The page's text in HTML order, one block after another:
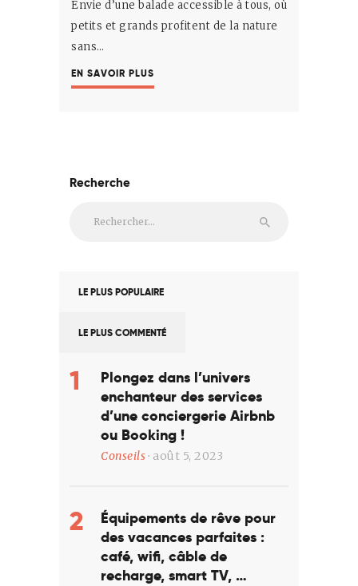
Envie d’une balade accessible à tous, où
petits et grands profitent de la nature
sans…
EN SAVOIR PLUS
Recherche
LE PLUS POPULAIRE
LE PLUS COMMENTÉ
Plongez dans l’univers
enchanteur des services
d’une conciergerie Airbnb
ou Booking !
Conseils août 5, 2023
Équipements de rêve pour
des vacances parfaites :
café, wifi, câble de
recharge, smart TV, …